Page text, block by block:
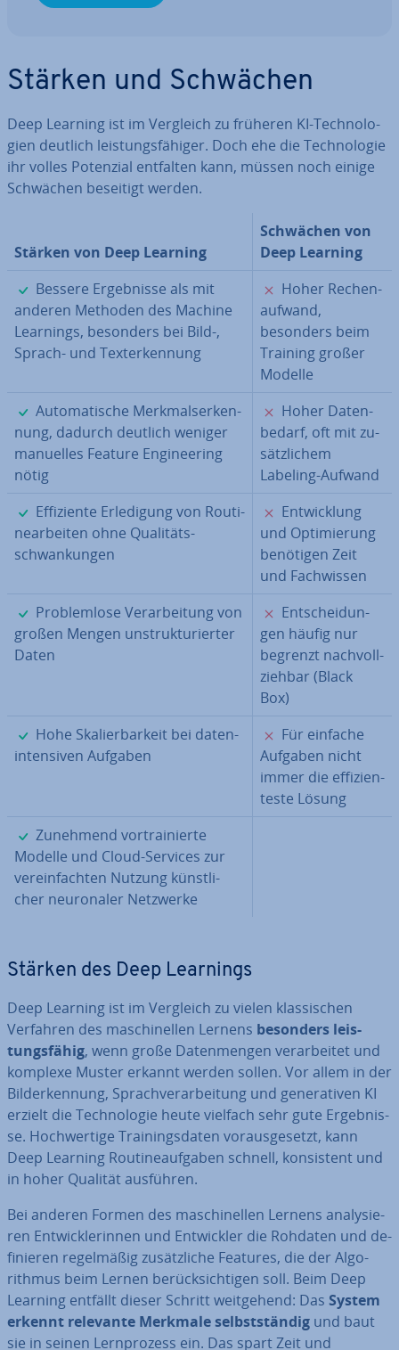
Stärken und Schwächen
Deep Learning ist im Vergleich zu früheren KI-Tech­no­lo­
gien deutlich leis­tungs­fä­hi­ger. Doch ehe die Tech­no­lo­gie
ihr volles Potenzial entfalten kann, müssen noch einige
Schwächen beseitigt werden.
Stärken von Deep Learning
Schwächen von
Deep Learning
✓
Bessere Er­geb­nis­se als mit
anderen Methoden des Machine
Learnings, besonders bei Bild-,
Sprach- und Tex­terken­nung
✗
Hoher Re­chen­
auf­wand,
besonders beim
Training großer
Modelle
✓
Au­to­ma­ti­sche Merk­mals­er­ken­
nung, dadurch deutlich weniger
manuelles Feature En­gi­nee­ring
nötig
✗
Hoher Da­ten­
be­darf, oft mit zu­
sätz­li­chem
Labeling-Aufwand
✓
Ef­fi­zi­en­te Er­le­di­gung von Rou­ti­
ne­ar­bei­ten ohne Qua­li­täts­
schwan­kun­gen
✗
Ent­wick­lung
und Op­ti­mie­rung
benötigen Zeit
und Fach­wis­sen
✓
Pro­blem­lo­se Ver­ar­bei­tung von
großen Mengen un­struk­tu­rier­ter
Daten
✗
Ent­schei­dun­
gen häufig nur
begrenzt nach­voll­
zieh­bar (Black
Box)
✓
Hohe Ska­lier­bar­keit bei da­ten­
in­ten­si­ven Aufgaben
✗
Für einfache
Aufgaben nicht
immer die ef­fi­zi­en­
tes­te Lösung
✓
Zunehmend vor­trai­nier­te
Modelle und Cloud-Services zur
ver­ein­fach­ten Nutzung künst­li­
cher neu­ro­na­ler Netzwerke
Stärken des Deep Learnings
Deep Learning ist im Vergleich zu vielen klas­si­schen
Verfahren des ma­schi­nel­len Lernens besonders leis­
tungs­fä­hig, wenn große Da­ten­men­gen ver­ar­bei­tet und
komplexe Muster erkannt werden sollen. Vor allem in der
Bil­der­ken­nung, Sprach­ver­ar­bei­tung und ge­ne­ra­ti­ven KI
erzielt die Tech­no­lo­gie heute vielfach sehr gute Er­geb­nis­
se. Hoch­wer­ti­ge Trai­nings­da­ten vor­aus­ge­setzt, kann
Deep Learning Rou­ti­ne­auf­ga­ben schnell, kon­sis­tent und
in hoher Qualität ausführen.
Bei anderen Formen des ma­schi­nel­len Lernens ana­ly­sie­
ren Ent­wick­le­rin­nen und Ent­wick­ler die Rohdaten und de­
fi­nie­ren re­gel­mä­ßig zu­sätz­li­che Features, die der Al­go­
rith­mus beim Lernen be­rück­sich­ti­gen soll. Beim Deep
Learning entfällt dieser Schritt weit­ge­hend: Das System
erkennt relevante Merkmale selbst­stän­dig und baut
sie in seinen Lern­pro­zess ein. Das spart Zeit und